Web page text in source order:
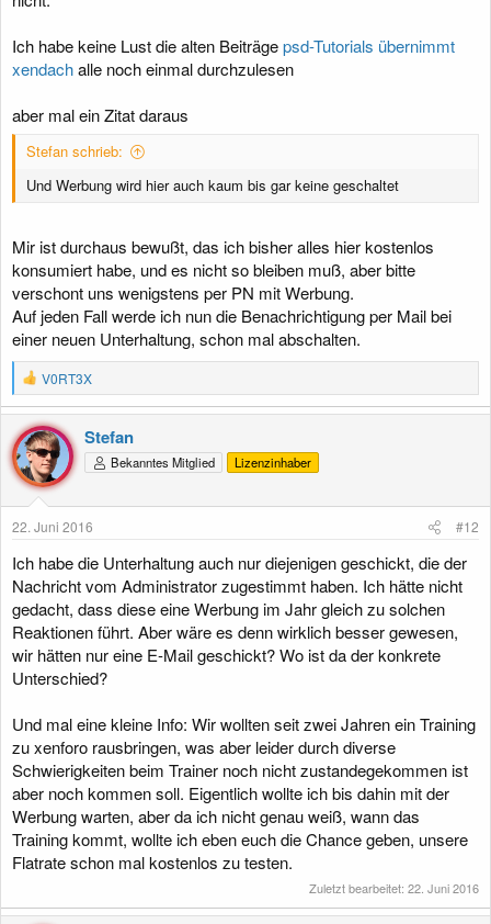
Ich habe keine Lust die alten Beiträgepsd-Tutorials übernimmt
xendachalle noch einmal durchzulesen
aber mal ein Zitat daraus
Stefan schrieb:
Und Werbung wird hier auch kaum bis gar keine geschaltet
Mir ist durchaus bewußt, das ich bisher alles hier kostenlos
konsumiert habe, und es nicht so bleiben muß, aber bitte
verschont uns wenigstens per PN mit Werbung.
Auf jeden Fall werde ich nun die Benachrichtigung per Mail bei
einer neuen Unterhaltung, schon mal abschalten.
R
e
a
k
t
i
o
n
n
V0RT3X
Stefan
Bekanntes Mitglied Lizenzinhaber
22. Juni 2016 #12
Ich habe die Unterhaltung auch nur diejenigen geschickt, die der
Nachricht vom Administrator zugestimmt haben. Ich hätte nicht
gedacht, dass diese eine Werbung im Jahr gleich zu solchen
Reaktionen führt. Aber wäre es denn wirklich besser gewesen,
wir hätten nur eine E-Mail geschickt? Wo ist da der konkrete
Unterschied?
Und mal eine kleine Info: Wir wollten seit zwei Jahren ein Training
zu xenforo rausbringen, was aber leider durch diverse
Schwierigkeiten beim Trainer noch nicht zustandegekommen ist
aber noch kommen soll. Eigentlich wollte ich bis dahin mit der
Werbung warten, aber da ich nicht genau weiß, wann das
Training kommt, wollte ich eben euch die Chance geben, unsere
Flatrate schon mal kostenlos zu testen.
Zuletzt bearbeitet: 22. Juni 2016